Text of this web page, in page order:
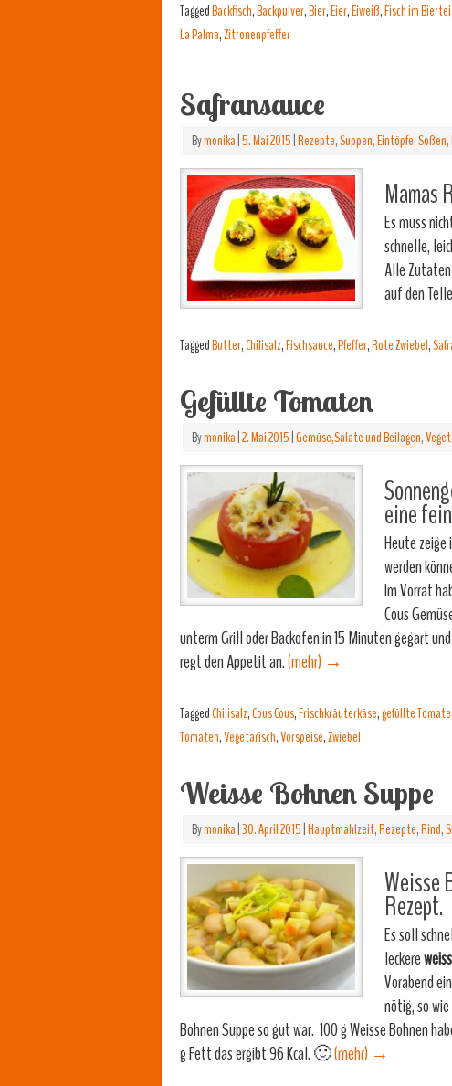
TaggedBackfisch,Backpulver,Bier,Eier,Eiweiß,Fisch im
La Palma,Zitronenpfeffer
Safransauce
Bymonika|5. Mai 2015|Rezepte,Suppen, Eintöpfe, Soßen,
Mamas
Es muss
schnelle,
Alle
auf den
TaggedButter,Chilisalz,Fischsauce,Pfeffer,Rote Zwiebel,
Gefüllte Tomaten
Bymonika|2. Mai 2015|Gemüse,Salate und Beilagen,
eine
Heute zeige
werden
Im Vorrat
Cous
unterm Grill oder Backofen in 15 Minuten gegart
regt den Appetit an.(mehr) →
TaggedChilisalz,Cous Cous,Frischkräuterkäse,gefüllte
Tomaten,Vegetarisch,Vorspeise,Zwiebel
Weisse Bohnen Suppe
Bymonika|30. April 2015|Hauptmahlzeit,Rezepte,Rind,
Weisse
Rezept.
Es soll
leckere
Vorabend
nötig, so
Bohnen Suppe so gut war. 100 g Weisse Bohnen
g Fett das ergibt 96 Kcal. 🙂(mehr) →